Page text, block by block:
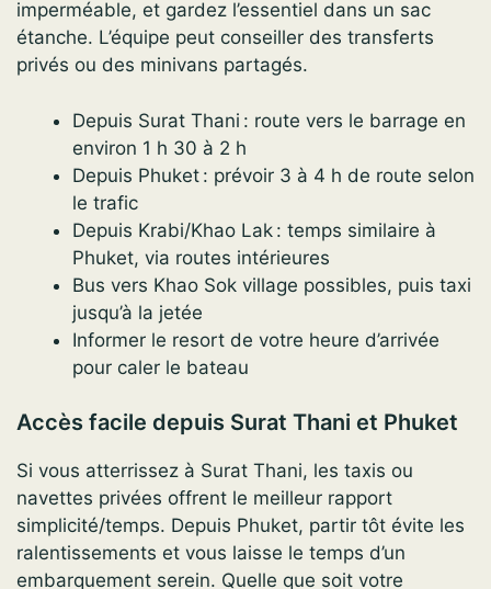
imperméable, et gardez l’essentiel dans un sac
étanche. L’équipe peut conseiller des transferts
privés ou des minivans partagés.
Depuis Surat Thani : route vers le barrage en
environ 1 h 30 à 2 h
Depuis Phuket : prévoir 3 à 4 h de route selon
le trafic
Depuis Krabi/Khao Lak : temps similaire à
Phuket, via routes intérieures
Bus vers Khao Sok village possibles, puis taxi
jusqu’à la jetée
Informer le resort de votre heure d’arrivée
pour caler le bateau
Accès facile depuis Surat Thani et Phuket
Si vous atterrissez à Surat Thani, les taxis ou
navettes privées offrent le meilleur rapport
simplicité/temps. Depuis Phuket, partir tôt évite les
ralentissements et vous laisse le temps d’un
embarquement serein. Quelle que soit votre